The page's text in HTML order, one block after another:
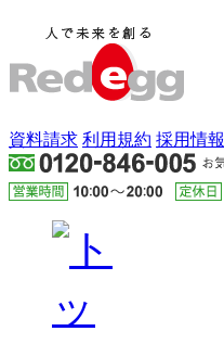
資料請求 利用規約 採用情報